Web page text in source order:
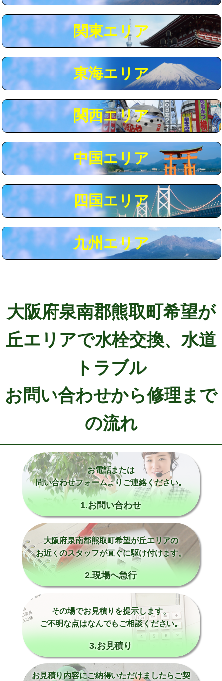
マス交換（深さ50㎝以上） 66,000円
コンクリート斫り（厚さ10㎝まで） 27,500円
コンクリート斫り（厚さ10㎝超え） 38,500円
モルタル補修（厚さ10㎝まで） 27,500円
モルタル補修（厚さ10㎝超え） 38,500円
追加人工 16,500円
現場見積
※給水管工事は20mmまでの価格です。
関東エリア
東海エリア
関西エリア
中国エリア
四国エリア
九州エリア
大阪府泉南郡熊取町希望が
丘エリアで水栓交換、水道
トラブル
お問い合わせから修理まで
の流れ
お電話または
問い合わせフォームよりご連絡ください。
1.お問い合わせ
大阪府泉南郡熊取町希望が丘エリアの
お近くのスタッフが直ぐに駆け付けます。
2.現場へ急行
その場でお見積りを提示します。
ご不明な点はなんでもご相談ください。
3.お見積り
お見積り内容にご納得いただけましたらご契